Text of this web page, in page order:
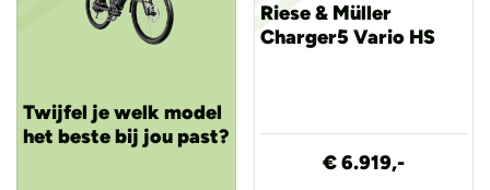
Twijfel je welk model
het beste bij jou past?
Riese & Müller
Charger5 Vario HS
€ 6.919,-